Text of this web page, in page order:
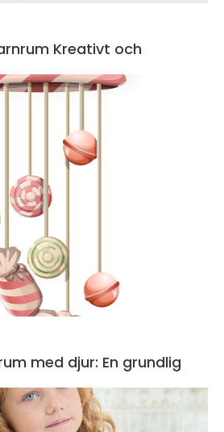
och
med djur: En grundlig